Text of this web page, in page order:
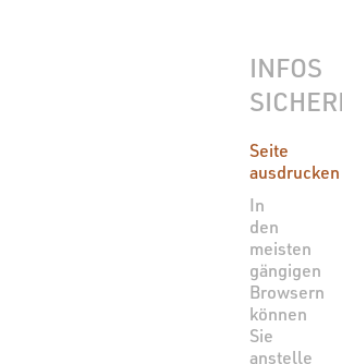
INFOS
Seite
ausdrucken
In
den
meisten
gängigen
Browsern
können
Sie
anstelle